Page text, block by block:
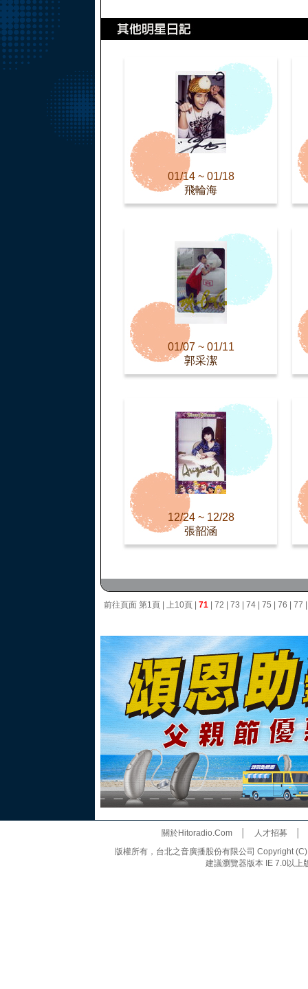
01/14 ~ 01/18
飛輪海
01/07 ~ 01/11
郭采潔
12/24 ~ 12/28
張韶涵
前往頁面 第1頁 上10頁 71 72 73 74 75 76 77
關於Hitoradio.Com│ 人才招募
版權所有，台北之音廣播股份有限公司 Copyright
建議瀏覽器版本 IE 7.0以上